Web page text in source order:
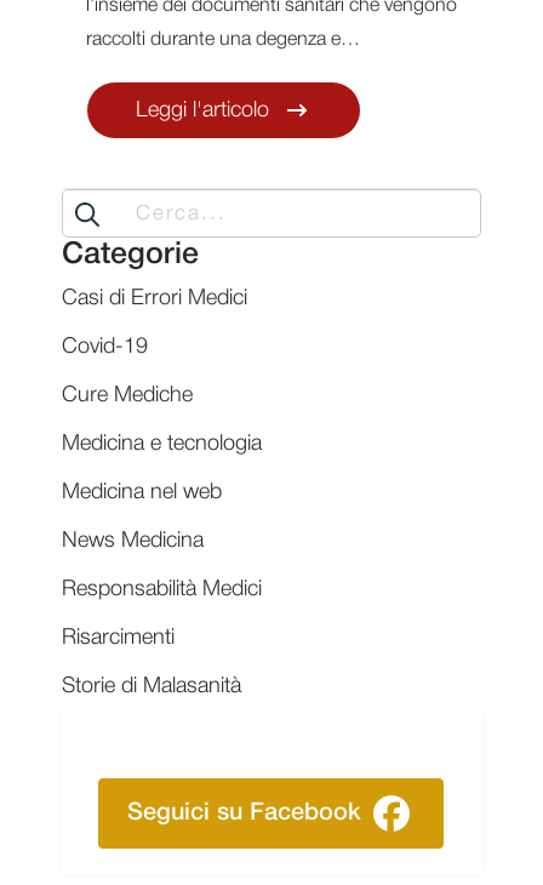
l’insieme dei documenti sanitari che vengono
raccolti durante una degenza e…
Leggi l'articolo
Search
for:
Categorie
Casi di Errori Medici
Covid-19
Cure Mediche
Medicina e tecnologia
Medicina nel web
News Medicina
Responsabilità Medici
Risarcimenti
Storie di Malasanità
Seguici su Facebook